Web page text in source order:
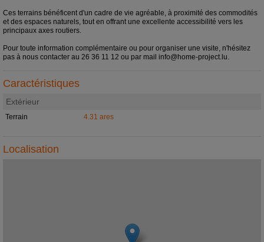
Ces terrains bénéficent d'un cadre de vie agréable, à proximité des commodités
et des espaces naturels, tout en offrant une excellente accessibilité vers les
principaux axes routiers.
Pour toute information complémentaire ou pour organiser une visite, n'hésitez
pas à nous contacter au 26 36 11 12 ou par mail info@home-project.lu.
Caractéristiques
Extérieur
Terrain 4.31 ares
Localisation